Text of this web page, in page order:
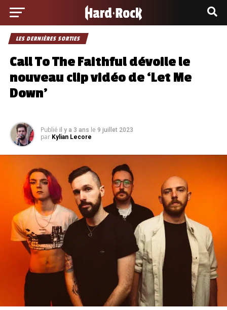
LES DERNIÈRES SORTIES
Call To The Faithful dévoile le
nouveau clip vidéo de ‘Let Me
Down’
Publié il y a 3 ans le 9 juillet 2023
par Kylian Lecore